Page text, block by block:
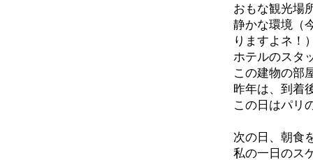
おもな観光場
静かな環境（
りますよネ！
ホテルのスタ
この建物の部
昨年は、到着
この日はパリ
次の日、朝食
私の一日のス